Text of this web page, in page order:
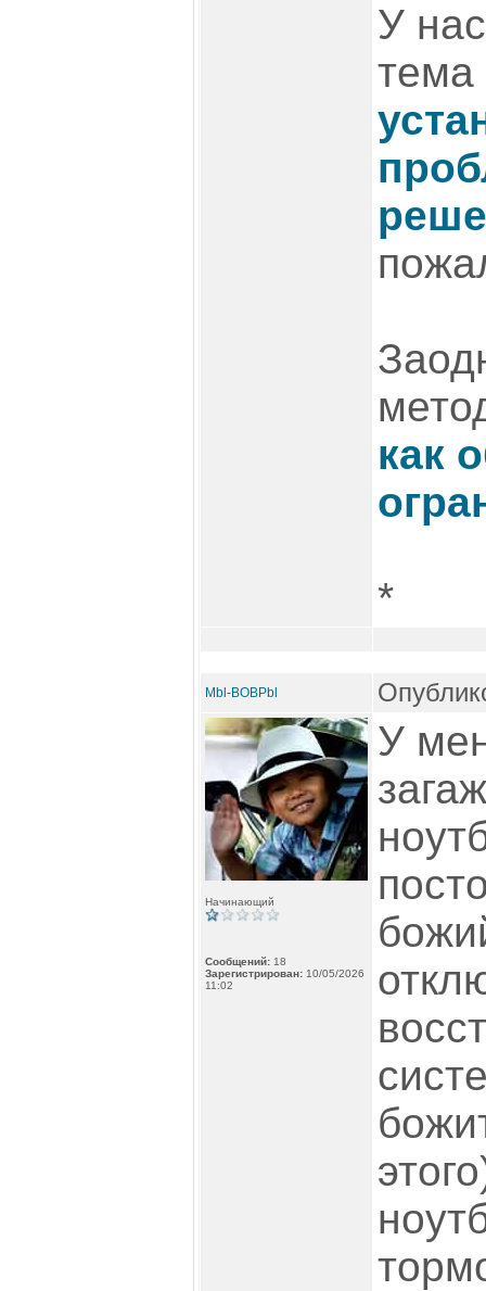
У
как
*
Mbl-BOBPbl
Начинающий
Сообщений: 18
Зарегистрирован: 10/05/2026
11:02
У